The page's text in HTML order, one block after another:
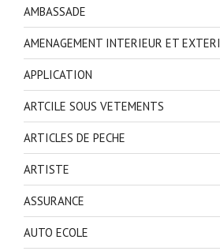
AMBASSADE
AMENAGEMENT INTERIEUR ET
APPLICATION
ARTCILE SOUS VETEMENTS
ARTICLES DE PECHE
ARTISTE
ASSURANCE
AUTO ECOLE